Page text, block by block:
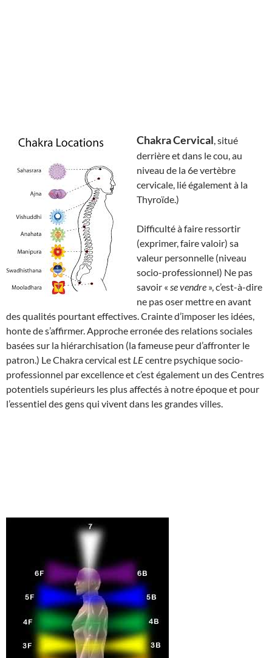
Chakra Cervical, situé
derrière et dans le cou, au
niveau de la 6e vertèbre
cervicale, lié également à la
Thyroïde.)
Difficulté à faire ressortir
(exprimer, faire valoir) sa
valeur personnelle (niveau
socio-professionnel) Ne pas
savoir « se vendre », c’est-à-dire
ne pas oser mettre en avant
des qualités pourtant effectives. Crainte d’imposer les idées,
honte de s’affirmer. Approche erronée des relations sociales
basées sur la hiérarchisation (la fameuse peur d’affronter le
patron.) Le Chakra cervical est LEcentre psychique socio-
professionnel par excellence et c’est également un des Centres
potentiels supérieurs les plus affectés à notre époque et pour
l’essentiel des gens qui vivent dans les grandes villes.